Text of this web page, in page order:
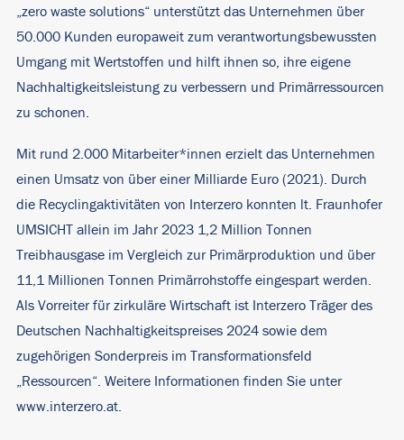
„zero waste solutions“ unterstützt das Unternehmen über
50.000 Kunden europaweit zum verantwortungsbewussten
Umgang mit Wertstoffen und hilft ihnen so, ihre eigene
Nachhaltigkeitsleistung zu verbessern und Primärressourcen
zu schonen.
Mit rund 2.000 Mitarbeiter*innen erzielt das Unternehmen
einen Umsatz von über einer Milliarde Euro (2021). Durch
die Recyclingaktivitäten von Interzero konnten lt. Fraunhofer
UMSICHT allein im Jahr 2023 1,2 Million Tonnen
Treibhausgase im Vergleich zur Primärproduktion und über
11,1 Millionen Tonnen Primärrohstoffe eingespart werden.
Als Vorreiter für zirkuläre Wirtschaft ist Interzero Träger des
Deutschen Nachhaltigkeitspreises 2024 sowie dem
zugehörigen Sonderpreis im Transformationsfeld
„Ressourcen“. Weitere Informationen finden Sie unter
www.interzero.at.